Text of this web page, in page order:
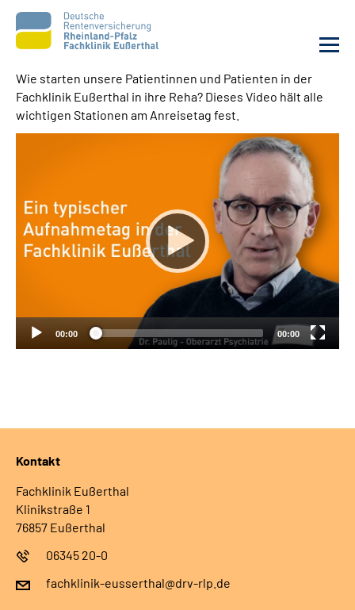
Unsere Klinik
Karriere
Suche
Wie starten unsere Patientinnen und Patienten in der
Fachklinik Eußerthal in ihre Reha? Dieses Video hält alle
wichtigen Stationen am Anreisetag fest.
00:00 00:00
Kontakt
Fachklinik Eußerthal
Klinikstraße 1
76857 Eußerthal
06345 20-0
fachklinik-eusserthal@drv-rlp.de